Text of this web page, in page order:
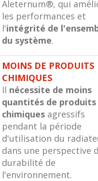
Aleternum®, qui
les performances et
l'intégrité de
du système.
MOINS DE PRODUITS
CHIMIQUES
Il nécessite de moins
quantités de produits
chimiques agressifs
pendant la période
d'utilisation du
dans une perspective
durabilité de
l'environnement.